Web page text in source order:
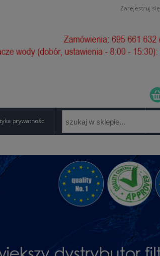
Zarejestruj się
prywatności GWARANCJA/FORMULARZ